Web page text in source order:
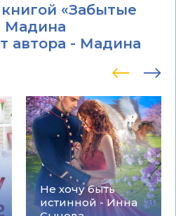
«Забытые
Мадина
автора - Мадина
Не хочу быть
истинной - Инна